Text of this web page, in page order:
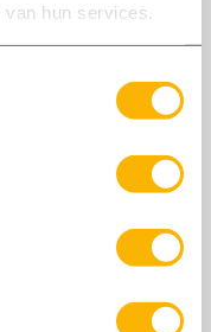
hun services.